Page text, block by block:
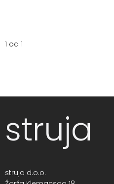
1 od 1
struja
struja d.o.o.